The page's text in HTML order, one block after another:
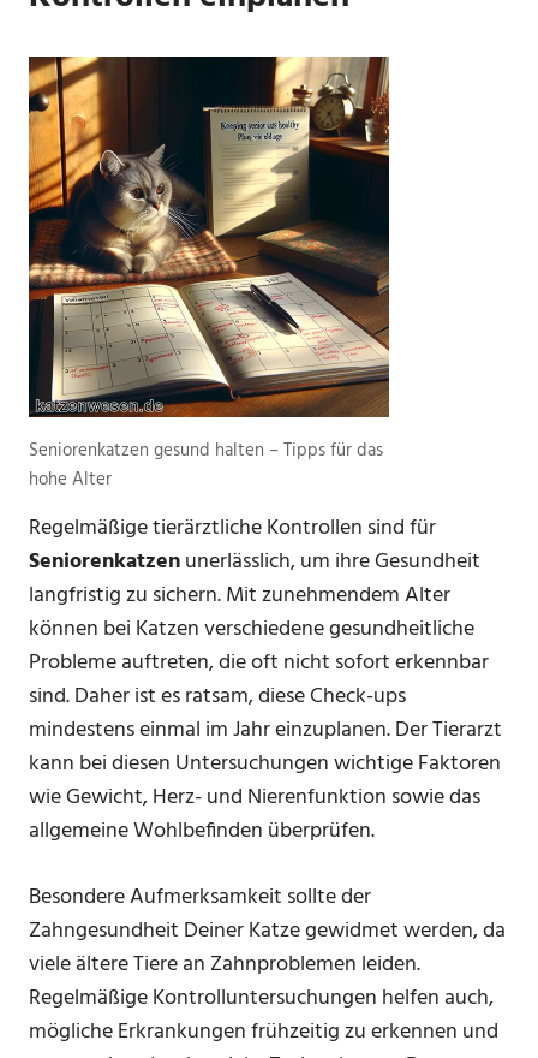
Seniorenkatzen gesund halten – Tipps für das
hohe Alter
Regelmäßige tierärztliche Kontrollen sind für
Seniorenkatzenunerlässlich, um ihre Gesundheit
langfristig zu sichern. Mit zunehmendem Alter
können bei Katzen verschiedene gesundheitliche
Probleme auftreten, die oft nicht sofort erkennbar
sind. Daher ist es ratsam, diese Check-ups
mindestens einmal im Jahr einzuplanen. Der Tierarzt
kann bei diesen Untersuchungen wichtige Faktoren
wie Gewicht, Herz- und Nierenfunktion sowie das
allgemeine Wohlbefinden überprüfen.
Besondere Aufmerksamkeit sollte der
Zahngesundheit Deiner Katze gewidmet werden, da
viele ältere Tiere an Zahnproblemen leiden.
Regelmäßige Kontrolluntersuchungen helfen auch,
mögliche Erkrankungen frühzeitig zu erkennen und